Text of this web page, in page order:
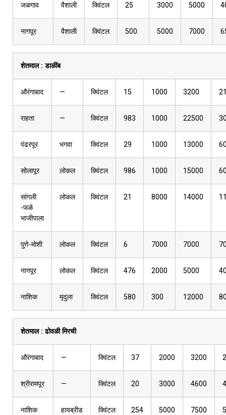
जळगाव वैशाली क्विंटल 25 3000 5000
नागपूर वैशाली क्विंटल 500 5000 7000
शेतमाल :डाळींब
औरंगाबाद — क्विंटल 15 1000 3200
राहता — क्विंटल 983 1000 22500
पंढरपूर भगवा क्विंटल 29 1000 13000
सोलापूर लोकल क्विंटल 986 1000 15000
सांगली
-फळे
भाजीपाला
लोकल क्विंटल 21 8000 14000
पुणे-मोशी लोकल क्विंटल 6 7000 7000
नागपूर लोकल क्विंटल 476 2000 5000
नाशिक मृदुला क्विंटल 580 300 12000
शेतमाल :ढोवळी मिरची
औरंगाबाद — क्विंटल 37 2000 3200
श्रीरामपूर — क्विंटल 20 3000 4600
नाशिक हायब्रीड क्विंटल 254 5000 7500